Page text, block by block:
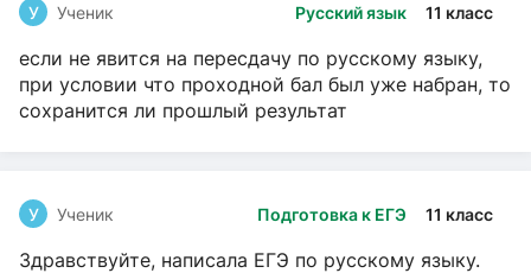
Русский язык 11 класс
У Ученик
если не явится на пересдачу по русскому языку,
при условии что проходной бал был уже набран, то
сохранится ли прошлый результат
Подготовка к ЕГЭ 11 класс
У Ученик
Здравствуйте, написала ЕГЭ по русскому языку.